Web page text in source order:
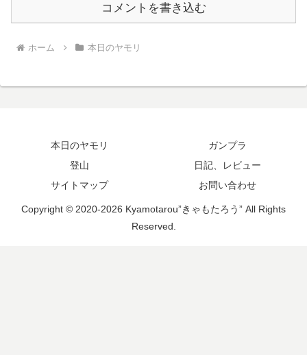
コメントを書き込む
ホーム 本日のヤモリ
本日のヤモリ
ガンプラ
登山
日記、レビュー
サイトマップ
お問い合わせ
Copyright © 2020-2026 Kyamotarou”きゃもたろう” All Rights
Reserved.